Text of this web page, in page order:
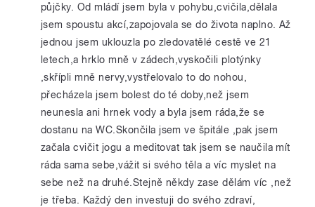
půjčky. Od mládí jsem byla v pohybu,cvičila,dělala
jsem spoustu akcí,zapojovala se do života naplno. Až
jednou jsem uklouzla po zledovatělé cestě ve 21
letech,a hrklo mně v zádech,vyskočili plotýnky
,skřípli mně nervy,vystřelovalo to do nohou,
přecházela jsem bolest do té doby,než jsem
neunesla ani hrnek vody a byla jsem ráda,že se
dostanu na WC.Skončila jsem ve špitále ,pak jsem
začala cvičit jogu a meditovat tak jsem se naučila mít
ráda sama sebe,vážit si svého těla a víc myslet na
sebe než na druhé.Stejně někdy zase dělám víc ,než
je třeba. Každý den investuji do svého zdraví,